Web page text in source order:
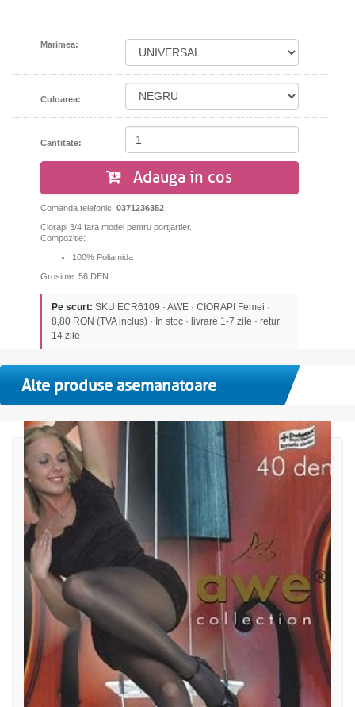
Marimea:
Culoarea:
Cantitate:
Adauga in cos
Comanda telefonic: 0371236352
Ciorapi 3/4 fara model pentru portjartier.
Compozitie:
100% Poliamida
Grosime: 56 DEN
Pe scurt: SKU ECR6109 · AWE · CIORAPI Femei ·
8,80 RON (TVA inclus) · In stoc · livrare 1-7 zile · retur
14 zile
Alte produse asemanatoare